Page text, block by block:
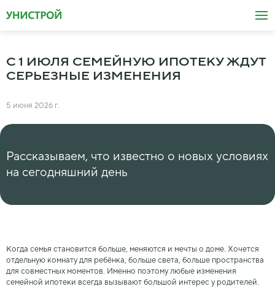
С 1 ИЮЛЯ СЕМЕЙНУЮ ИПОТЕКУ ЖДУТ
СЕРЬЕЗНЫЕ ИЗМЕНЕНИЯ
5 июня 2026 г.
Рассказываем, что известно о новых условиях
на сегодняшний день
Когда семья становится больше, меняются и мечты о доме. Хочется
отдельную комнату для ребёнка, больше света, больше пространства
для совместных моментов. Именно поэтому любые изменения
семейной ипотеки всегда вызывают большой интерес у родителей.